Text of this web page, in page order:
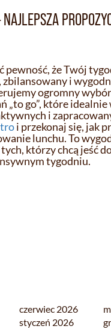
pewność, że Twój
zbilansowany i
ogromny
„to go”, które
i
i przekonaj się, jak
lunchu. To
którzy chcą jeść
tygodniu.
czerwiec 2026
styczeń 2026